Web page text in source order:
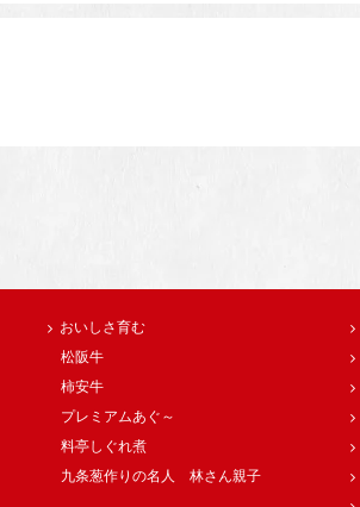
おいしさ育む
松阪牛
柿安牛
プレミアムあぐ～
料亭しぐれ煮
九条葱作りの名人 林さん親子